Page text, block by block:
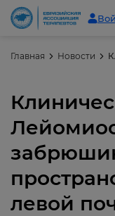
Главная Новости
левой